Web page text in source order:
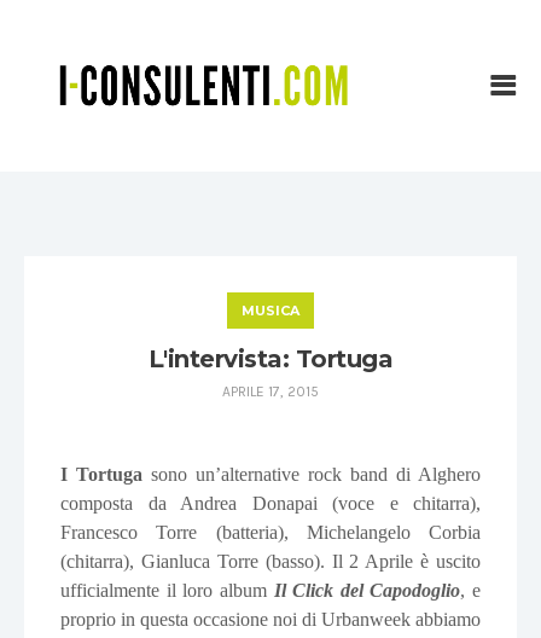
MUSICA
L'intervista: Tortuga
APRILE 17, 2015
I Tortuga sono un’alternative rock band di Alghero
composta da Andrea Donapai (voce e chitarra),
Francesco Torre (batteria), Michelangelo Corbia
(chitarra), Gianluca Torre (basso). Il 2 Aprile è uscito
ufficialmente il loro album Il Click del Capodoglio, e
proprio in questa occasione noi di Urbanweek abbiamo